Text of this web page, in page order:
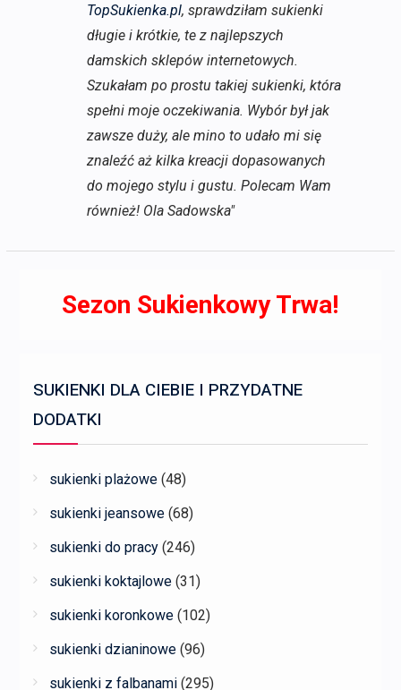
TopSukienka.pl, sprawdziłam sukienki
długie i krótkie, te z najlepszych
damskich sklepów internetowych.
Szukałam po prostu takiej sukienki, która
spełni moje oczekiwania. Wybór był jak
zawsze duży, ale mino to udało mi się
znaleźć aż kilka kreacji dopasowanych
do mojego stylu i gustu. Polecam Wam
również! Ola Sadowska"
Sezon Sukienkowy Trwa!
SUKIENKI DLA CIEBIE I PRZYDATNE
DODATKI
sukienki plażowe (48)
sukienki jeansowe (68)
sukienki do pracy (246)
sukienki koktajlowe (31)
sukienki koronkowe (102)
sukienki dzianinowe (96)
sukienki z falbanami (295)